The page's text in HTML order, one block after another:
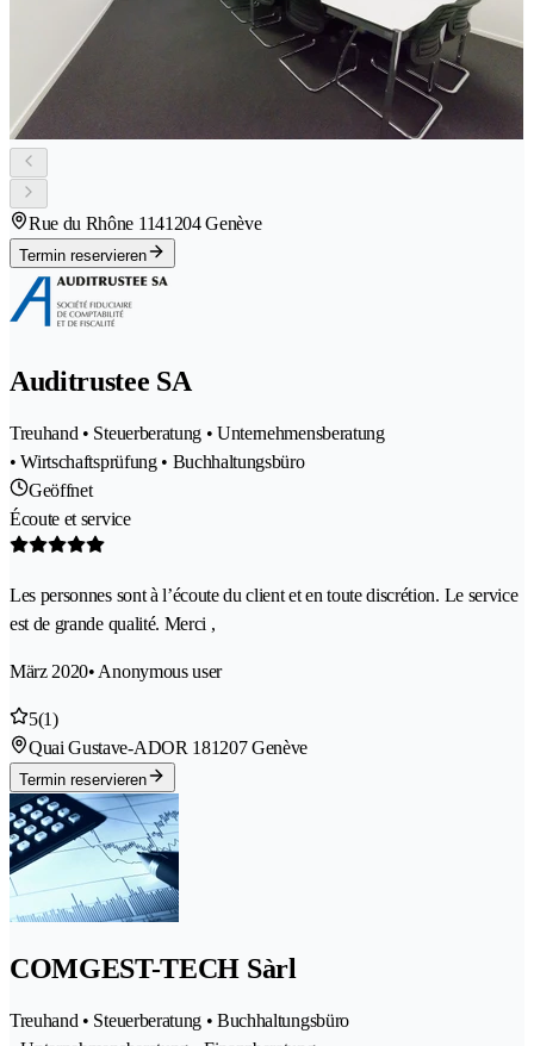
Rue du Rhône 1141204 Genève
Termin reservieren
Auditrustee SA
Treuhand • Steuerberatung • Unternehmensberatung
• Wirtschaftsprüfung • Buchhaltungsbüro
Geöffnet
Écoute et service
Les personnes sont à l’écoute du client et en toute discrétion. Le service
est de grande qualité. Merci ,
März 2020• Anonymous user
5(1)
Quai Gustave-ADOR 181207 Genève
Termin reservieren
COMGEST-TECH Sàrl
Treuhand • Steuerberatung • Buchhaltungsbüro